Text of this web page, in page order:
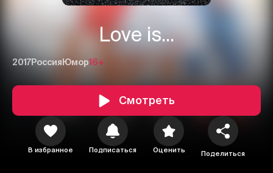
Love is...
2017Россия Юмор16+
Смотреть
В избранное Подписаться Оценить Поделиться